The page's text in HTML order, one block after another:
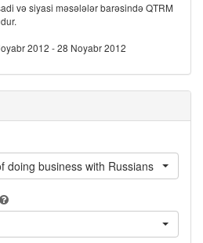
və siyasi məsələlər barəsində QTRM
2012 - 28 Noyabr 2012
doing business with Russians